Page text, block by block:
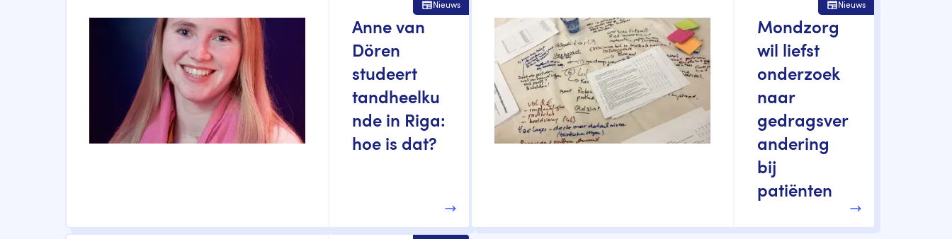
Anne van
Dören
studeert
tandheelku
nde in Riga:
hoe is dat?
Nieuws
Mondzorg
wil liefst
onderzoek
naar
gedragsver
andering
bij
patiënten
Nieuws